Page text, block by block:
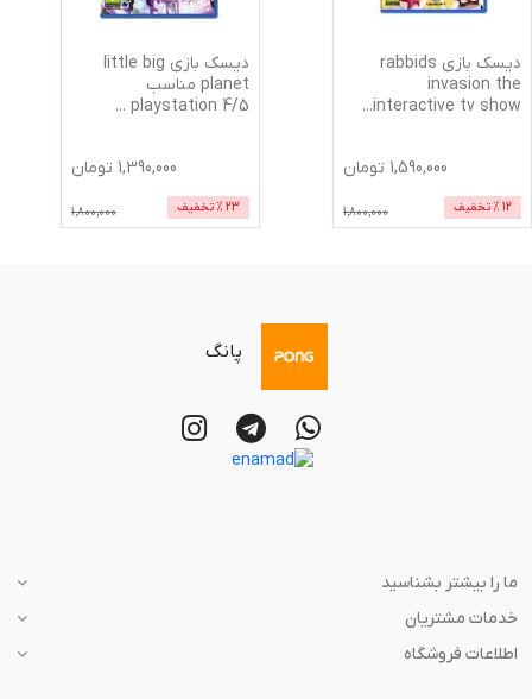
دیسک بازی rabbids
invasion the
interactive tv show
...
1,590,000 تومان
12 % تخفیف 1,800,000
دیسک بازی little big
planet مناسب
5/playstation 4
...
1,390,000 تومان
23 % تخفیف 1,800,000
پانگ
ما را بیشتر بشناسید
خدمات مشتریان
اطلاعات فروشگاه